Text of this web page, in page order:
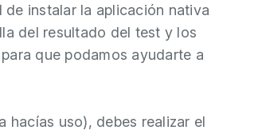
instalar la aplicación nativa
del resultado del test y los
que podamos ayudarte a
hacías uso), debes realizar el